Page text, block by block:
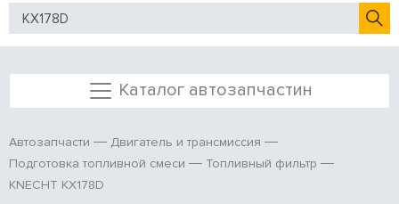
Каталог автозапчастин
Автозапчасти
Двигатель и трансмиссия
Подготовка топливной смеси
Топливный фильтр
KNECHT KX178D